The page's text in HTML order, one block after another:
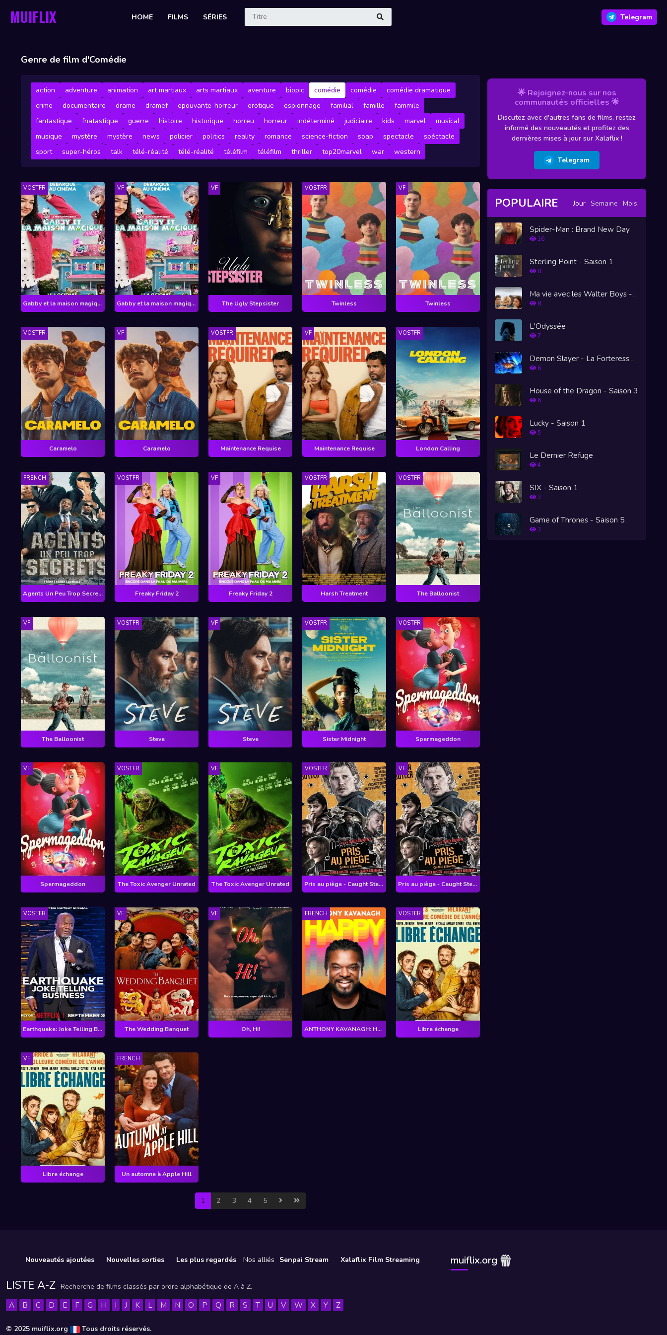
MUIFLIX HOME FILMS SÉRIES Telegram
Genre de film d'Comédie
action adventure animation art martiaux arts martiaux aventure biopic comédie comédie
comédie dramatique
crime
documentaire drame dramef epouvante-horreur erotique espionnage familial famille
fammile
fantastique
fnatastique guerre histoire historique horreu horreur indéterminé judiciaire kids marvel
musical
musique
mystère mystère news policier politics reality romance science-fiction soap spectacle
spéctacle
sport
super-héros talk télé-réalité télé-réalité téléfilm téléfilm thriller top20marvel war western
VOSTFR
Gabby et la maison magique - Le film
VF
Gabby et la maison magique - Le film
VF
The Ugly Stepsister
VOSTFR
Twinless
VF
Twinless
VOSTFR
Caramelo
VF
Caramelo
VOSTFR
Maintenance Requise
VF
Maintenance Requise
VOSTFR
London Calling
FRENCH
Agents Un Peu Trop Secrets
VOSTFR
Freaky Friday 2
VF
Freaky Friday 2
VOSTFR
Harsh Treatment
VOSTFR
The Balloonist
VF
The Balloonist
VOSTFR
Steve
VF
Steve
VOSTFR
Sister Midnight
VOSTFR
Spermageddon
VF
Spermageddon
VOSTFR
The Toxic Avenger Unrated
VF
The Toxic Avenger Unrated
VOSTFR
Pris au piège - Caught Stealing
VF
Pris au piège - Caught Stealing
VOSTFR
Earthquake: Joke Telling Business
VF
The Wedding Banquet
VF
Oh, Hi!
FRENCH
ANTHONY KAVANAGH: Happy
VOSTFR
Libre échange
VF
Libre échange
FRENCH
Un automne à Apple Hill
1 2 3 4 5
🌟 Rejoignez-nous sur nos
communautés officielles 🌟
Discutez avec d'autres fans de films, restez
informé des nouveautés et profitez des
dernières mises à jour sur Xalaflix !
Telegram
POPULAIRE Jour Semaine Mois
Spider-Man : Brand New Day
16
Sterling Point - Saison 1
8
Ma vie avec les Walter Boys - Saison 3
8
L'Odyssée
7
Demon Slayer - La Forteresse Infinie
6
House of the Dragon - Saison 3
6
Lucky - Saison 1
5
Le Dernier Refuge
4
SIX - Saison 1
3
Game of Thrones - Saison 5
3
Nouveautés ajoutées Nouvelles sorties Les plus regardés Nos alliés Senpai Stream Xalaflix Film Streaming
LISTE A-Z Recherche de films classés par ordre alphabétique de A à Z.
A B C D E F G H I J K L M N O P Q R S T U V W X Y Z
© 2025 muiflix.org Tous droits réservés.
muiflix.org